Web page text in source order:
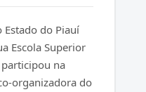
do Piauí
Escola Superior
participou na
organizadora do